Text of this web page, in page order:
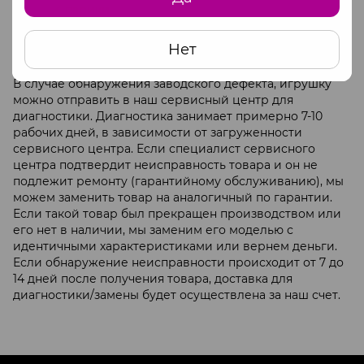
Нет
лекарственные препараты и средства
предметы личной гигиены (большинство
В случае обнаружения заводского дефекта, игрушку
можно отправить в наш сервисный центр для
диагностики. Диагностика занимает примерно 7-10
рабочих дней, в зависимости от загруженности
сервисного центра. Если специалист сервисного
центра подтвердит неисправность товара и он не
подлежит ремонту (гарантийному обслуживанию), мы
можем заменить товар на аналогичный по гарантии.
Если такой товар был прекращен производством или
его нет в наличии, мы заменим его моделью с
идентичными характеристиками или вернем деньги.
Если обнаружение неисправности происходит от 7 до
14 дней после получения товара, доставка для
диагностики/замены будет осуществлена за наш счет.